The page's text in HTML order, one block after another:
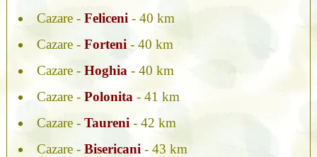
Cazare - Feliceni - 40 km
Cazare - Forteni - 40 km
Cazare - Hoghia - 40 km
Cazare - Polonita - 41 km
Cazare - Taureni - 42 km
Cazare - Bisericani - 43 km